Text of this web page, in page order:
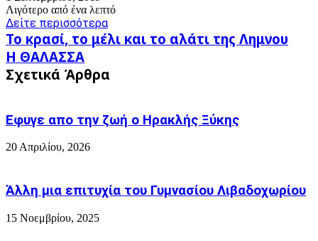
Λιγότερο από ένα λεπτό
Δείτε περισσότερα
Το
κρασί,
το
μέλι
αλάτι
της
Λημνου
Το κρασί, το μέλι και το αλάτι της Λημνου
Η
ΘΑΛΑΣΣΑ
Η ΘΑΛΑΣΣΑ
Σχετικά Άρθρα
Εφυγε απο την ζωή o Ηρακλής Ξύκης
20 Απριλίου, 2026
Άλλη μια επιτυχία του Γυμνασίου Λιβαδοχωρίου
15 Νοεμβρίου, 2025